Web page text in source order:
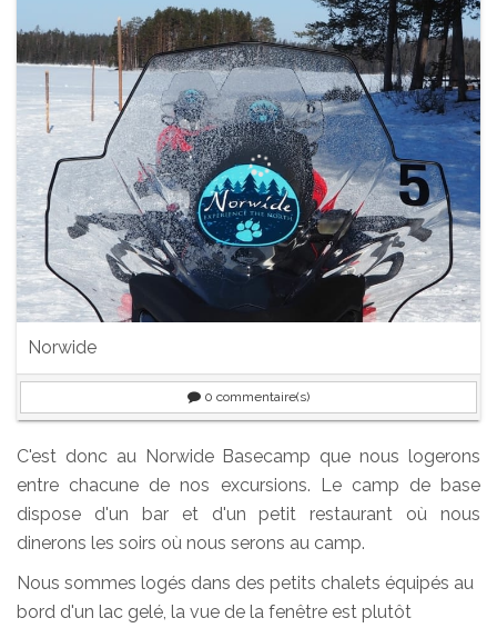
Norwide
0 commentaire(s)
C'est donc au Norwide Basecamp que nous logerons
entre chacune de nos excursions. Le camp de base
dispose d'un bar et d'un petit restaurant où nous
dinerons les soirs où nous serons au camp.
Nous sommes logés dans des petits chalets équipés au
bord d'un lac gelé, la vue de la fenêtre est plutôt